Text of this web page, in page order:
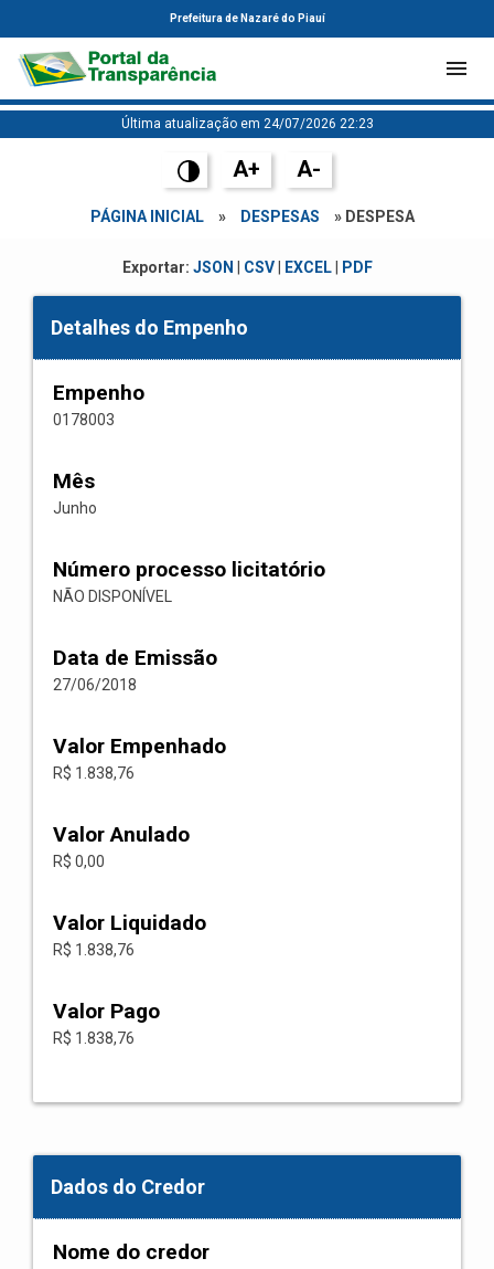
Prefeitura de Nazaré do Piauí
Última atualização em 24/07/2026 22:23
A+ A-
PÁGINA INICIAL » DESPESAS » DESPESA
Exportar: JSON CSV| EXCEL| PDF
Detalhes do Empenho
Empenho
0178003
Mês
Junho
Número processo licitatório
NÃO DISPONÍVEL
Data de Emissão
27/06/2018
Valor Empenhado
R$ 1.838,76
Valor Anulado
R$ 0,00
Valor Liquidado
R$ 1.838,76
Valor Pago
R$ 1.838,76
Dados do Credor
Nome do credor